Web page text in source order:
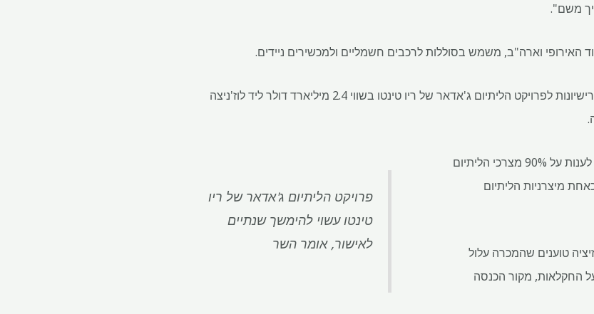
משם".
האירופי וארה"ב, משמש בסוללות לרכבים חשמליים ולמכשירים ניידים.
בשנת 2022, ממשלת סרביה שללה את הרישיונות לפרויקט הליתיום ג'אדאר של ריו טינטו בשווי 2.4 מיליארד דולר ליד לוז'ניצה
פרויקט הליתיום ג'אדאר של ריו
טינטו עשוי להימשך שנתיים
לאישור, אומר השר
אם ייושם, פרויקט Jadar של ריו טינטו יוכל לענות על 90% מצרכי הליתיום
מיצרניות הליתיום
טוענים שהמכרה עלול
החקלאות, מקור הכנסה